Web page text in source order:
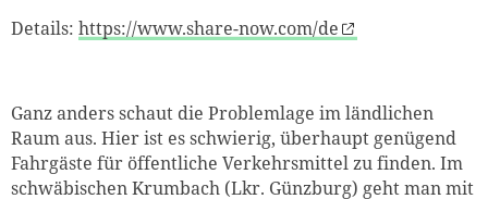
Details: https://www.share-now.com/de
Ganz anders schaut die Problemlage im ländlichen
Raum aus. Hier ist es schwierig, überhaupt genügend
Fahrgäste für öffentliche Verkehrsmittel zu finden. Im
schwäbischen Krumbach (Lkr. Günzburg) geht man mit